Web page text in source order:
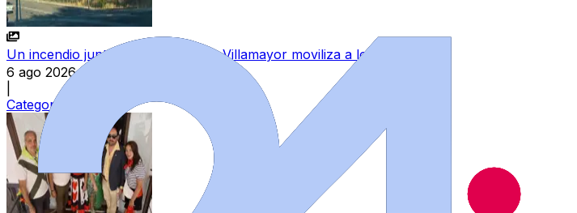
Un incendio junto a las piscinas de Villamayor moviliza a los bomberos
6 ago 2026
Categoría: